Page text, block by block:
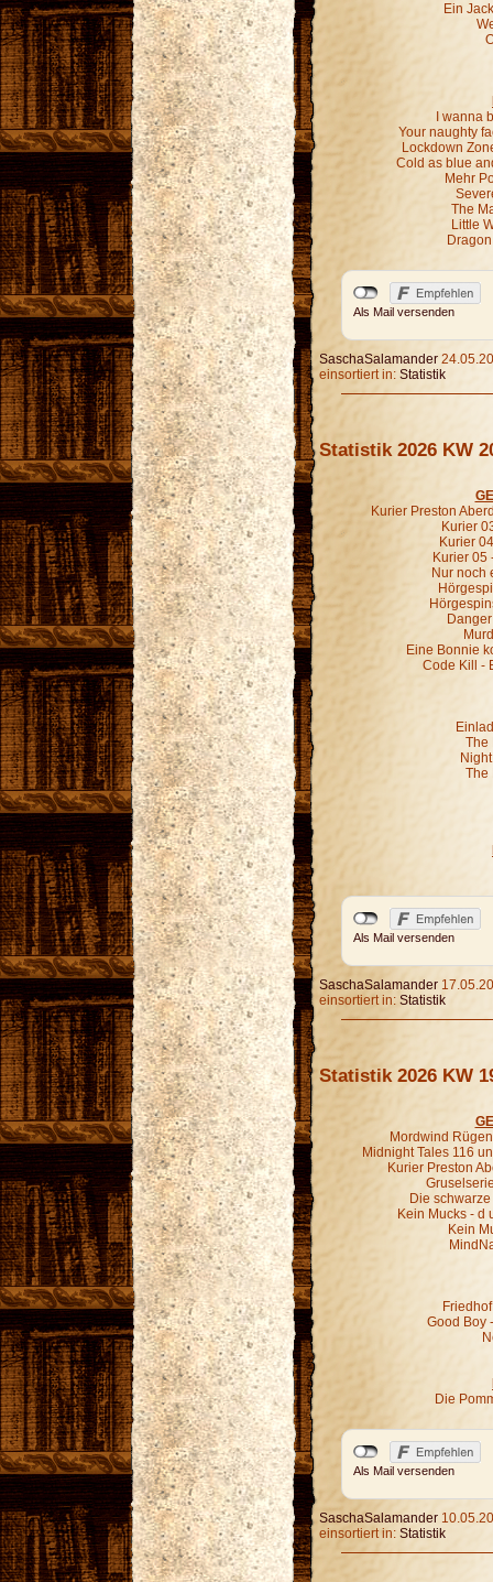
Ein
I wanna
Your naughty
Lockdown
Cold as blue
Mehr
The
Little
Als Mail versenden
SaschaSalamander
einsortiert in: Statistik
Statistik 2026 KW
Kurier Preston
Kurier
Kurier
Kurier 05
Nur noch
Eine Bonnie
Code Kill -
The
The
Als Mail versenden
SaschaSalamander
einsortiert in: Statistik
Statistik 2026 KW
Mordwind
Midnight Tales 116
Kurier Preston
Die
Kein Mucks - d
Kein
Good Boy
Die
Als Mail versenden
SaschaSalamander
einsortiert in: Statistik